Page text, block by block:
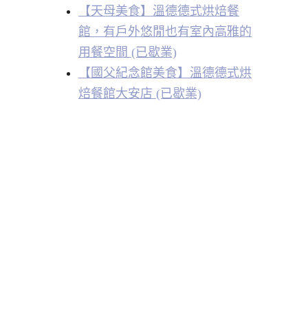
【天母美食】溫德德式烘焙餐
館，有戶外悠閒也有室內高雅的
用餐空間 (已歇業)
【國父紀念館美食】溫德德式烘
焙餐館大安店 (已歇業)